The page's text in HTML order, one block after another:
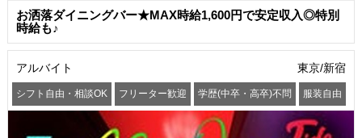
お洒落ダイニングバー★MAX時給1,600円で安定収入◎特別
時給も♪
アルバイト 東京/新宿
シフト自由・相談OK フリーター歓迎 学歴(中卒・高卒)不問 服装自由